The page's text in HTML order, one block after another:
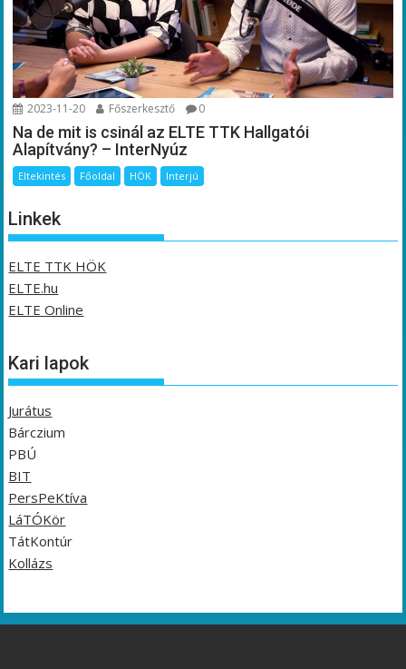
2023-11-20 Főszerkesztő 0
Na de mit is csinál az ELTE TTK Hallgatói
Alapítvány? – InterNyúz
Eltekintés Főoldal HÖK Interjú
Linkek
ELTE TTK HÖK
ELTE.hu
ELTE Online
Kari lapok
Jurátus
Bárczium
PBÚ
BIT
PersPeKtíva
LáTÓKör
TátKontúr
Kollázs